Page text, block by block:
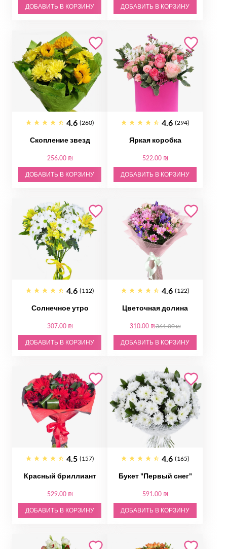
ДОБАВИТЬ В КОРЗИНУ ДОБАВИТЬ В КОРЗИНУ
4.6 (260)
Скопление звезд
256.00 ₪
ДОБАВИТЬ В КОРЗИНУ
4.6 (294)
Яркая коробка
522.00 ₪
ДОБАВИТЬ В КОРЗИНУ
4.6 (112)
Солнечное утро
307.00 ₪
ДОБАВИТЬ В КОРЗИНУ
4.6 (122)
Цветочная долина
310.00 ₪361.00 ₪
ДОБАВИТЬ В КОРЗИНУ
4.5 (157)
Красный бриллиант
529.00 ₪
ДОБАВИТЬ В КОРЗИНУ
4.6 (165)
Букет "Первый снег"
591.00 ₪
ДОБАВИТЬ В КОРЗИНУ